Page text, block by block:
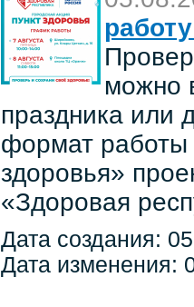
можно
праздника или
формат работы
здоровья»
«Здоровая
Дата создания:
Дата изменения: